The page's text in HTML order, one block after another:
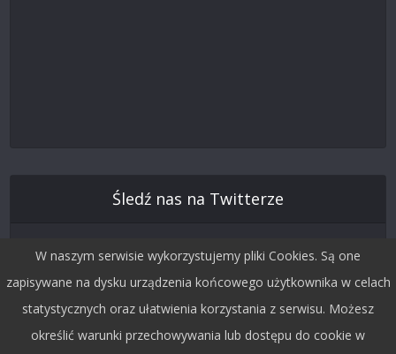
Śledź nas na Twitterze
W naszym serwisie wykorzystujemy pliki Cookies. Są one
zapisywane na dysku urządzenia końcowego użytkownika w celach
statystycznych oraz ułatwienia korzystania z serwisu. Możesz
określić warunki przechowywania lub dostępu do cookie w